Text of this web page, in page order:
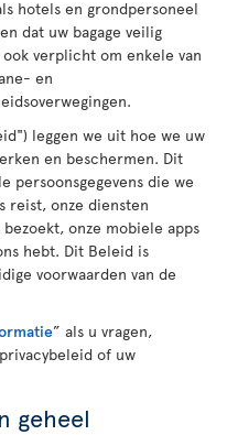
hotels en grondpersoneel
dat uw bagage veilig
verplicht om enkele van
en
leggen we uit hoe we uw
en beschermen. Dit
persoonsgegevens die we
reist, onze diensten
onze mobiele apps
hebt. Dit Beleid is
voorwaarden van de
” als u vragen,
of uw
geheel